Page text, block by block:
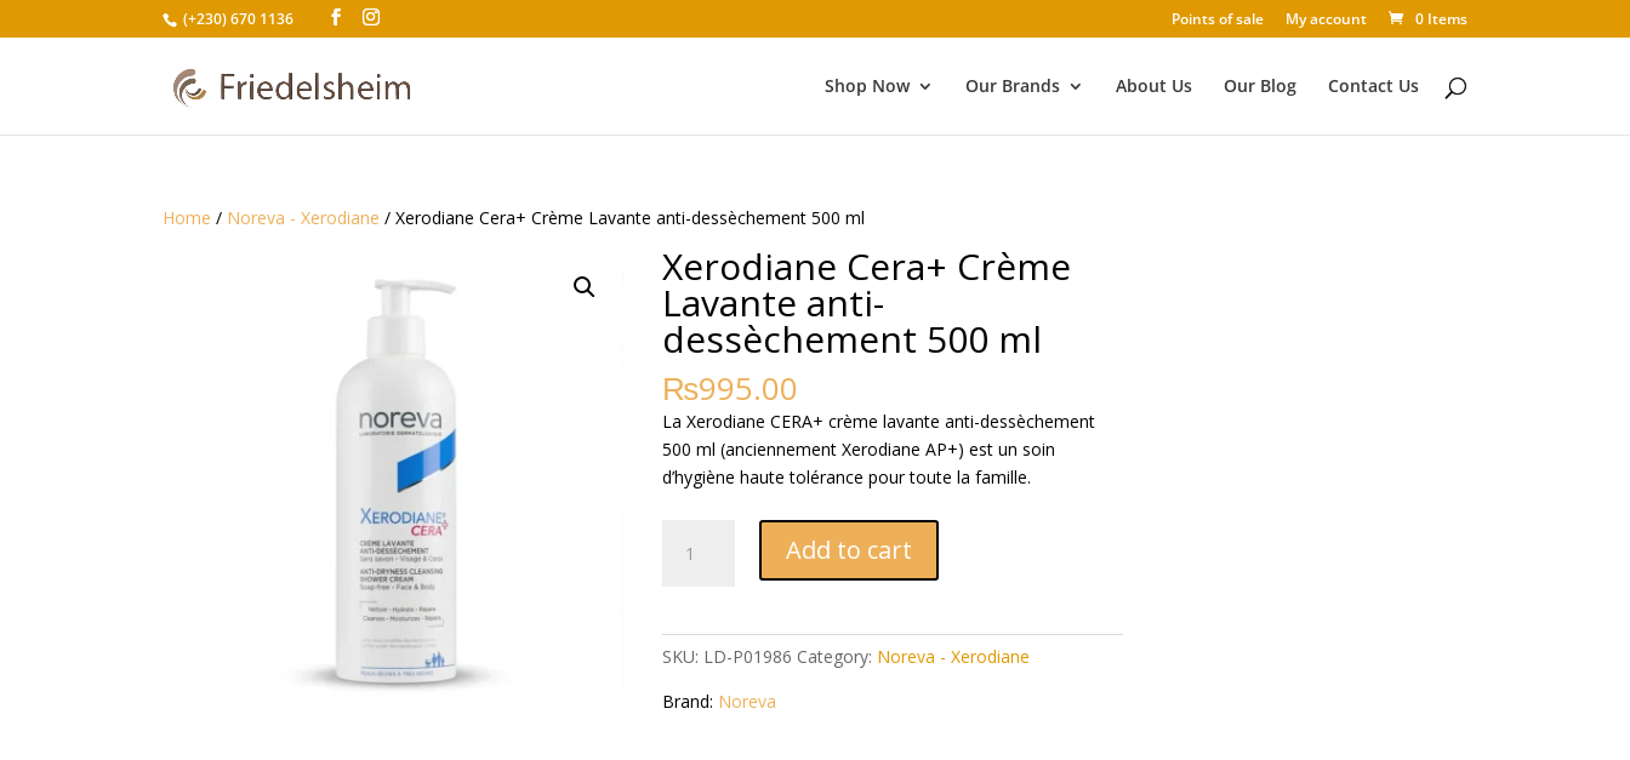
(+230) 670 1136 Points of sale My account 0 Items
Shop Now Our Brands About Us Our Blog Contact Us
Home / Noreva - Xerodiane / Xerodiane Cera+ Crème Lavante anti-dessèchement 500 ml
Xerodiane Cera+ Crème
Lavante anti-
dessèchement 500 ml
₨995.00
La Xerodiane CERA+ crème lavante anti-dessèchement
500 ml (anciennement Xerodiane AP+) est un soin
d’hygiène haute tolérance pour toute la famille.
Cera+
500
Add to cart
SKU: LD-P01986 Category: Noreva - Xerodiane
Brand: Noreva